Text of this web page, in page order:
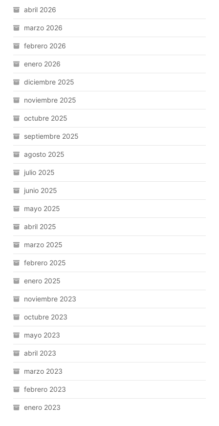
abril 2026
marzo 2026
febrero 2026
enero 2026
diciembre 2025
noviembre 2025
octubre 2025
septiembre 2025
agosto 2025
julio 2025
junio 2025
mayo 2025
abril 2025
marzo 2025
febrero 2025
enero 2025
noviembre 2023
octubre 2023
mayo 2023
abril 2023
marzo 2023
febrero 2023
enero 2023